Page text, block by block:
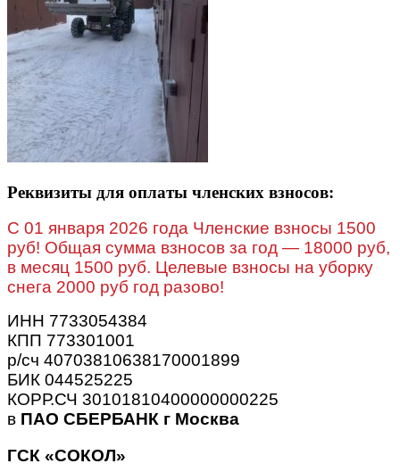
Реквизиты для оплаты членских взносов:
C 01 января 2026 года Членские взносы 1500
руб! Общая сумма взносов за год — 18000 руб,
в месяц 1500 руб. Целевые взносы на уборку
снега 2000 руб год разово!
ИНН 7733054384
КПП 773301001
р/сч 40703810638170001899
БИК 044525225
КОРР.СЧ 30101810400000000225
в ПАО СБЕРБАНК г Москва
ГСК «СОКОЛ»